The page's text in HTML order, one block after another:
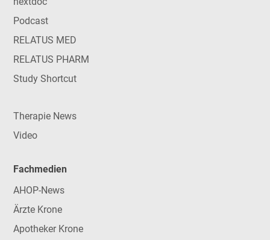
Podcast
RELATUS MED
RELATUS PHARM
Study Shortcut
Therapie News
Video
Fachmedien
AHOP-News
Ärzte Krone
Apotheker Krone